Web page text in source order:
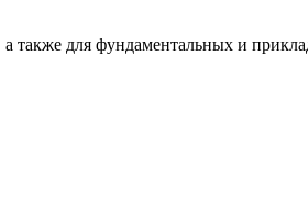
также для фундаментальных и